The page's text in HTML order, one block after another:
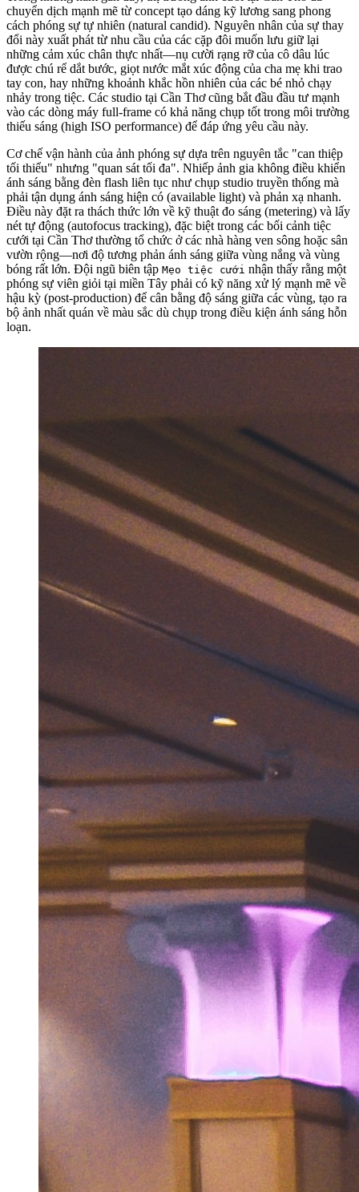
chuyển dịch mạnh mẽ từ concept tạo dáng kỹ lương sang phong
cách phóng sự tự nhiên (natural candid). Nguyên nhân của sự thay
đổi này xuất phát từ nhu cầu của các cặp đôi muốn lưu giữ lại
những cảm xúc chân thực nhất—nụ cười rạng rỡ của cô dâu lúc
được chú rể dắt bước, giọt nước mắt xúc động của cha mẹ khi trao
tay con, hay những khoảnh khắc hồn nhiên của các bé nhỏ chạy
nhảy trong tiệc. Các studio tại Cần Thơ cũng bắt đầu đầu tư mạnh
vào các dòng máy full-frame có khả năng chụp tốt trong môi trường
thiếu sáng (high ISO performance) để đáp ứng yêu cầu này.
Cơ chế vận hành của ảnh phóng sự dựa trên nguyên tắc "can thiệp
tối thiểu" nhưng "quan sát tối đa". Nhiếp ảnh gia không điều khiển
ánh sáng bằng đèn flash liên tục như chụp studio truyền thống mà
phải tận dụng ánh sáng hiện có (available light) và phản xạ nhanh.
Điều này đặt ra thách thức lớn về kỹ thuật đo sáng (metering) và lấy
nét tự động (autofocus tracking), đặc biệt trong các bối cảnh tiệc
cưới tại Cần Thơ thường tổ chức ở các nhà hàng ven sông hoặc sân
vườn rộng—nơi độ tương phản ánh sáng giữa vùng nắng và vùng
bóng rất lớn. Đội ngũ biên tập Mẹo tiệc cưới nhận thấy rằng một
phóng sự viên giỏi tại miền Tây phải có kỹ năng xử lý mạnh mẽ về
hậu kỳ (post-production) để cân bằng độ sáng giữa các vùng, tạo ra
bộ ảnh nhất quán về màu sắc dù chụp trong điều kiện ánh sáng hỗn
loạn.